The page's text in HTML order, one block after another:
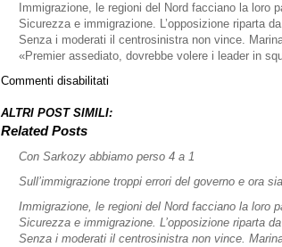
Immigrazione, le regioni del Nord facciano la loro
Sicurezza e immigrazione. L’opposizione riparta
Senza i moderati il centrosinistra non vince.
«Premier assediato, dovrebbe volere i leader in
Commenti disabilitati
di
ALTRI POST SIMILI:
Related Posts
Con Sarkozy abbiamo perso 4 a 1
Sull’immigrazione troppi errori del governo e ora
Immigrazione, le regioni del Nord facciano la loro
Sicurezza e immigrazione. L’opposizione riparta
Senza i moderati il centrosinistra non vince.